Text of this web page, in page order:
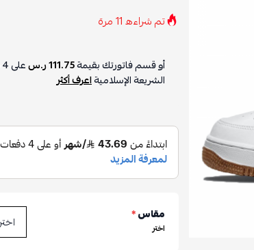
تم شراءه11مرة
أو قسم فاتورتك بقيمة111.75 ر.س على4
الشريعة الإسلاميةاعرف أكثر
مقاس*
اختر